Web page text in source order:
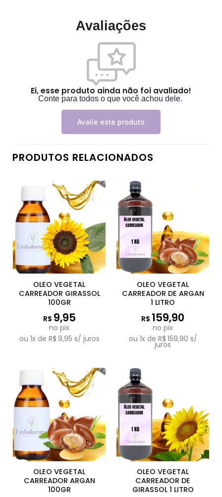
Avaliações
Ei, esse produto ainda não foi avaliado!
Conte para todos o que você achou dele.
Avalie este produto
PRODUTOS RELACIONADOS
OLEO VEGETAL
CARREADOR GIRASSOL
100GR
R$ 9,95
no pix
ou 1x de R$ 9,95 s/ juros
OLEO VEGETAL
CARREADOR DE ARGAN
1 LITRO
R$ 159,90
no pix
ou 1x de R$ 159,90 s/
juros
OLEO VEGETAL
CARREADOR ARGAN
100GR
OLEO VEGETAL
CARREADOR DE
GIRASSOL 1 LITRO